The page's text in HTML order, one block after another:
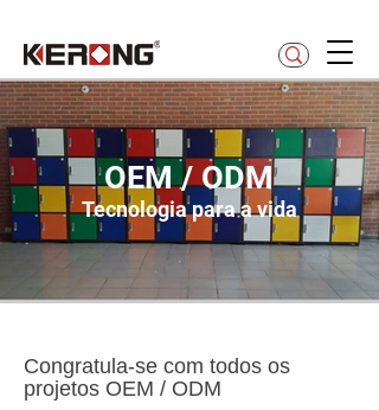
OEM / ODM
Tecnologia para a vida
Congratula-se com todos os
projetos OEM / ODM